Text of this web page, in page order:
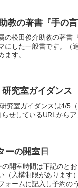
教の著書『手の
の松田俊介助教の著書
にした一般書です。（
ます。
究室ガイダンス
究室ガイダンスは4/5
せしているURLからア
ーの開室日
の開室時間は下記のと
（入構制限がありま
ォームに記入し予約の